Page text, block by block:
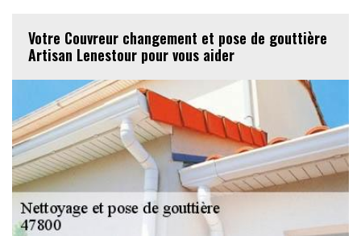
Votre Couvreur changement et pose de gouttière
Artisan Lenestour pour vous aider